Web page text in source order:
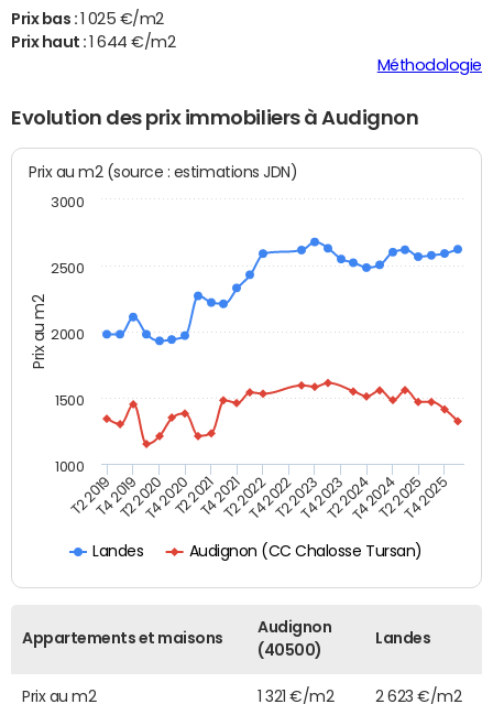
Prix bas :
1 025 €/m2
Prix haut :
1 644 €/m2
Méthodologie
Evolution des prix immobiliers à Audignon
Prix au m2
Prix au m2 (source : estimations JDN)
Landes Audignon (CC Chalosse Tursan)
T2 2019T4 2019T2 2020T4 2020T2 2021T4 2021T2 2022T4 2022T2 2023T4 2023T2 2024T4 2024T2 2025T4 2025
1000
1500
2000
2500
3000
Appartements et maisons
Audignon
(40500)
Landes
Prix au m2 1 321 €/m2 2 623 €/m2